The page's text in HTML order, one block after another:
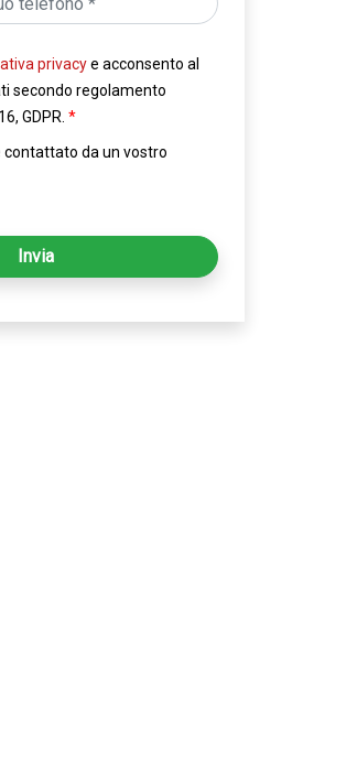
privacye acconsento al
secondo regolamento
GDPR. *
contattato da un vostro